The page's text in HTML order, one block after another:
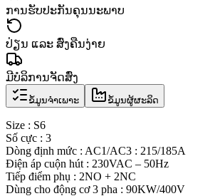
ການຮັບປະກັນຄຸນນະພາບ
ປ່ຽນ ແລະ ສົ່ງຄືນງ່າຍ
ມີບໍລິການຈັດສົ່ງ
ຂໍ້ມູນຈຳເພາະ ຂໍ້ມູນຜູ້ຜະລິດ
Size : S6
Số cực : 3
Dòng định mức : AC1/AC3 : 215/185A
Điện áp cuộn hút : 230VAC – 50Hz
Tiếp điểm phụ : 2NO + 2NC
Dùng cho động cơ 3 pha : 90KW/400V